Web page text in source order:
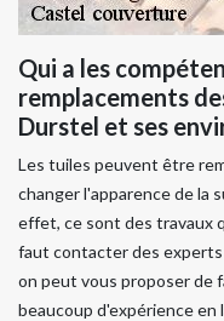
Qui a les
remplacements
Durstel et ses
Les tuiles peuvent être
changer l'apparence de la
effet, ce sont des travaux
faut contacter des experts
on peut vous proposer de
beaucoup d'expérience